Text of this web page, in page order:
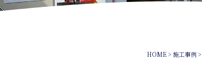
HOME> 施工事例>